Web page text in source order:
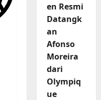
en Resmi
Datangk
an
Afonso
Moreira
dari
Olympiq
ue